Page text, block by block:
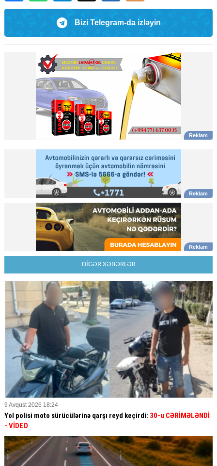
Bizi Telegram-da izləyin
DİGƏR XƏBƏRLƏR
9 Avqust 2026 18:24
Yol polisi moto sürücülərinə qarşı reyd keçirdi: 30-u CƏRİMƏLƏNDİ
- VİDEO